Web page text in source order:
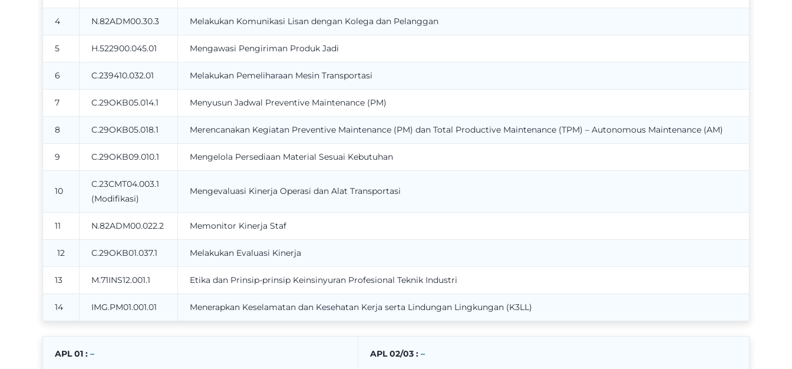
4 N.82ADM00.30.3 Melakukan Komunikasi Lisan dengan Kolega dan Pelanggan
5 H.522900.045.01 Mengawasi Pengiriman Produk Jadi
6 C.239410.032.01 Melakukan Pemeliharaan Mesin Transportasi
7 C.29OKB05.014.1 Menyusun Jadwal Preventive Maintenance (PM)
8 C.29OKB05.018.1 Merencanakan Kegiatan Preventive Maintenance (PM) dan Total Productive Maintenance (TPM) – Autonomous Maintenance (AM)
9 C.29OKB09.010.1 Mengelola Persediaan Material Sesuai Kebutuhan
10
C.23CMT04.003.1
(Modifikasi)
Mengevaluasi Kinerja Operasi dan Alat Transportasi
11 N.82ADM00.022.2 Memonitor Kinerja Staf
12 C.29OKB01.037.1 Melakukan Evaluasi Kinerja
13 M.71INS12.001.1 Etika dan Prinsip-prinsip Keinsinyuran Profesional Teknik Industri
14 IMG.PM01.001.01 Menerapkan Keselamatan dan Kesehatan Kerja serta Lindungan Lingkungan (K3LL)
APL 01 : – APL 02/03 : –